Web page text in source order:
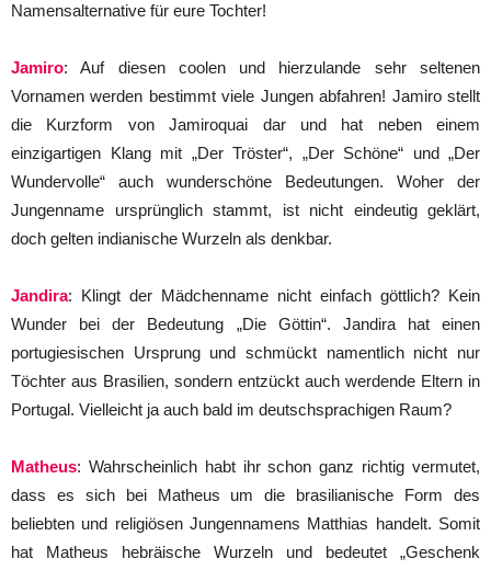
Namensalternative für eure Tochter!
Jamiro: Auf diesen coolen und hierzulande sehr seltenen
Vornamen werden bestimmt viele Jungen abfahren! Jamiro stellt
die Kurzform von Jamiroquai dar und hat neben einem
einzigartigen Klang mit „Der Tröster“, „Der Schöne“ und „Der
Wundervolle“ auch wunderschöne Bedeutungen. Woher der
Jungenname ursprünglich stammt, ist nicht eindeutig geklärt,
doch gelten indianische Wurzeln als denkbar.
Jandira: Klingt der Mädchenname nicht einfach göttlich? Kein
Wunder bei der Bedeutung „Die Göttin“. Jandira hat einen
portugiesischen Ursprung und schmückt namentlich nicht nur
Töchter aus Brasilien, sondern entzückt auch werdende Eltern in
Portugal. Vielleicht ja auch bald im deutschsprachigen Raum?
Matheus: Wahrscheinlich habt ihr schon ganz richtig vermutet,
dass es sich bei Matheus um die brasilianische Form des
beliebten und religiösen Jungennamens Matthias handelt. Somit
hat Matheus hebräische Wurzeln und bedeutet „Geschenk